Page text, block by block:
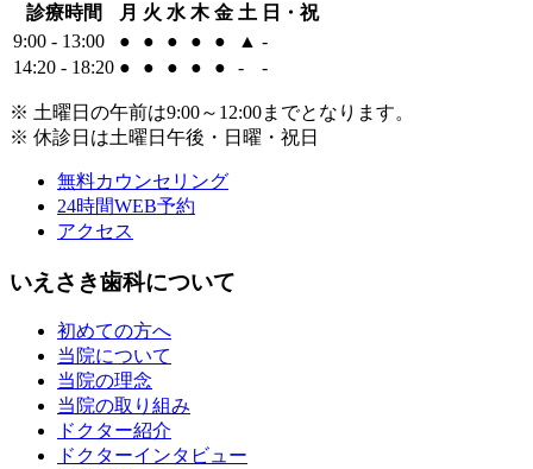
診療時間 月 火 水 木 金 土 日・祝
9:00 - 13:00
● ● ● ● ● ▲ -
14:20 - 18:20 ● ● ● ● ● - -
※ 土曜日の午前は9:00～12:00までとなります。
※ 休診日は土曜日午後・日曜・祝日
無料カウンセリング
24時間WEB予約
アクセス
いえさき歯科について
初めての方へ
当院について
当院の理念
当院の取り組み
ドクター紹介
ドクターインタビュー